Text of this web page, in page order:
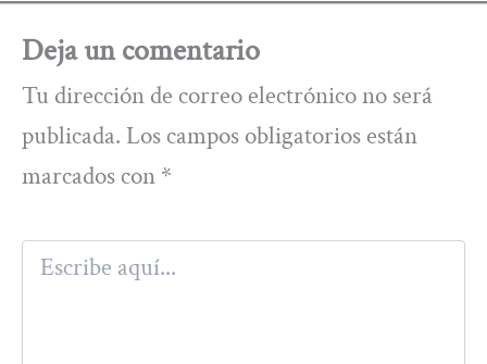
Deja un comentario
Tu dirección de correo electrónico no será
publicada. Los campos obligatorios están
marcados con *
Escribe
aquí...